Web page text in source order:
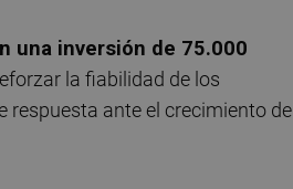
una inversión de 75.000
la fiabilidad de los
respuesta ante el crecimiento de